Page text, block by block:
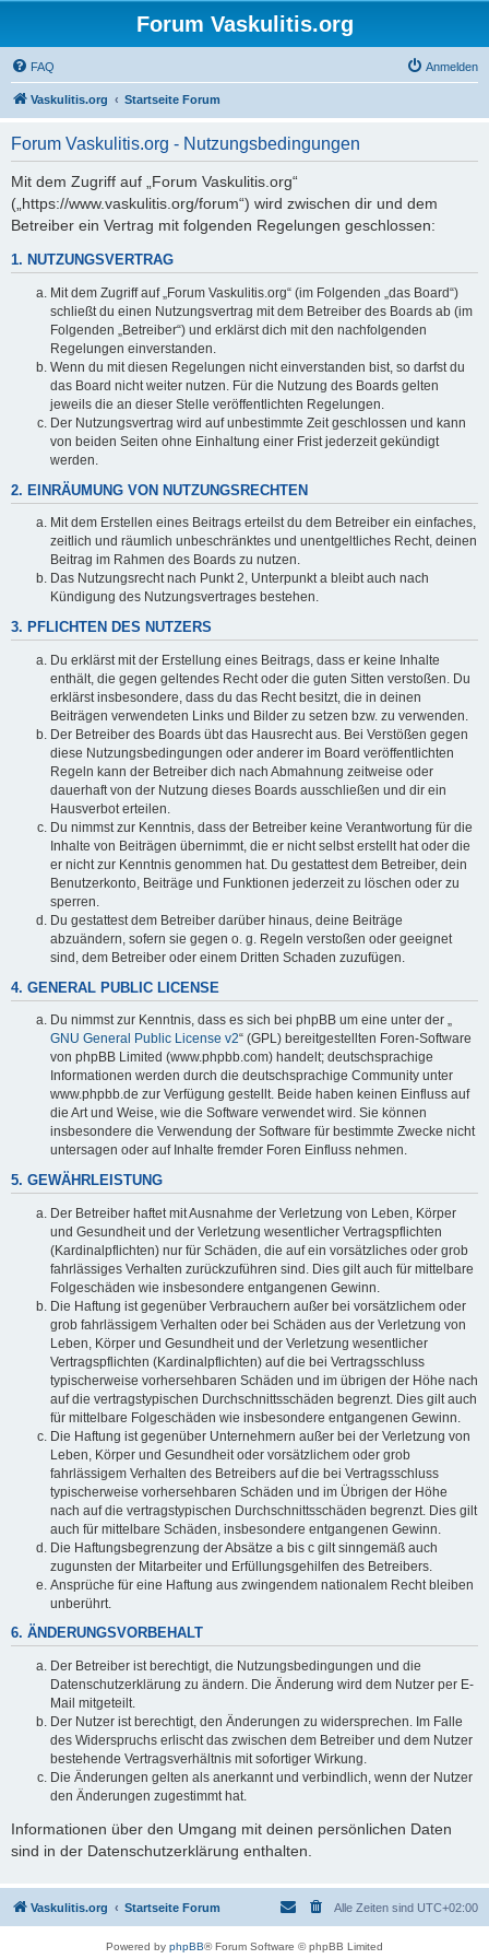
Forum Vaskulitis.org
FAQ Anmelden
Vaskulitis.org Startseite Forum
Forum Vaskulitis.org - Nutzungsbedingungen
Mit dem Zugriff auf „Forum Vaskulitis.org“
(„https://www.vaskulitis.org/forum“) wird zwischen dir und dem
Betreiber ein Vertrag mit folgenden Regelungen geschlossen:
1. NUTZUNGSVERTRAG
Mit dem Zugriff auf „Forum Vaskulitis.org“ (im Folgenden „das Board“)
schließt du einen Nutzungsvertrag mit dem Betreiber des Boards ab (im
Folgenden „Betreiber“) und erklärst dich mit den nachfolgenden
Regelungen einverstanden.
Wenn du mit diesen Regelungen nicht einverstanden bist, so darfst du
das Board nicht weiter nutzen. Für die Nutzung des Boards gelten
jeweils die an dieser Stelle veröffentlichten Regelungen.
Der Nutzungsvertrag wird auf unbestimmte Zeit geschlossen und kann
von beiden Seiten ohne Einhaltung einer Frist jederzeit gekündigt
werden.
2. EINRÄUMUNG VON NUTZUNGSRECHTEN
Mit dem Erstellen eines Beitrags erteilst du dem Betreiber ein einfaches,
zeitlich und räumlich unbeschränktes und unentgeltliches Recht, deinen
Beitrag im Rahmen des Boards zu nutzen.
Das Nutzungsrecht nach Punkt 2, Unterpunkt a bleibt auch nach
Kündigung des Nutzungsvertrages bestehen.
3. PFLICHTEN DES NUTZERS
Du erklärst mit der Erstellung eines Beitrags, dass er keine Inhalte
enthält, die gegen geltendes Recht oder die guten Sitten verstoßen. Du
erklärst insbesondere, dass du das Recht besitzt, die in deinen
Beiträgen verwendeten Links und Bilder zu setzen bzw. zu verwenden.
Der Betreiber des Boards übt das Hausrecht aus. Bei Verstößen gegen
diese Nutzungsbedingungen oder anderer im Board veröffentlichten
Regeln kann der Betreiber dich nach Abmahnung zeitweise oder
dauerhaft von der Nutzung dieses Boards ausschließen und dir ein
Hausverbot erteilen.
Du nimmst zur Kenntnis, dass der Betreiber keine Verantwortung für die
Inhalte von Beiträgen übernimmt, die er nicht selbst erstellt hat oder die
er nicht zur Kenntnis genommen hat. Du gestattest dem Betreiber, dein
Benutzerkonto, Beiträge und Funktionen jederzeit zu löschen oder zu
sperren.
Du gestattest dem Betreiber darüber hinaus, deine Beiträge
abzuändern, sofern sie gegen o. g. Regeln verstoßen oder geeignet
sind, dem Betreiber oder einem Dritten Schaden zuzufügen.
4. GENERAL PUBLIC LICENSE
Du nimmst zur Kenntnis, dass es sich bei phpBB um eine unter der „
GNU General Public License v2“ (GPL) bereitgestellten Foren-Software
von phpBB Limited (www.phpbb.com) handelt; deutschsprachige
Informationen werden durch die deutschsprachige Community unter
www.phpbb.de zur Verfügung gestellt. Beide haben keinen Einfluss auf
die Art und Weise, wie die Software verwendet wird. Sie können
insbesondere die Verwendung der Software für bestimmte Zwecke nicht
untersagen oder auf Inhalte fremder Foren Einfluss nehmen.
5. GEWÄHRLEISTUNG
Der Betreiber haftet mit Ausnahme der Verletzung von Leben, Körper
und Gesundheit und der Verletzung wesentlicher Vertragspflichten
(Kardinalpflichten) nur für Schäden, die auf ein vorsätzliches oder grob
fahrlässiges Verhalten zurückzuführen sind. Dies gilt auch für mittelbare
Folgeschäden wie insbesondere entgangenen Gewinn.
Die Haftung ist gegenüber Verbrauchern außer bei vorsätzlichem oder
grob fahrlässigem Verhalten oder bei Schäden aus der Verletzung von
Leben, Körper und Gesundheit und der Verletzung wesentlicher
Vertragspflichten (Kardinalpflichten) auf die bei Vertragsschluss
typischerweise vorhersehbaren Schäden und im übrigen der Höhe nach
auf die vertragstypischen Durchschnittsschäden begrenzt. Dies gilt auch
für mittelbare Folgeschäden wie insbesondere entgangenen Gewinn.
Die Haftung ist gegenüber Unternehmern außer bei der Verletzung von
Leben, Körper und Gesundheit oder vorsätzlichem oder grob
fahrlässigem Verhalten des Betreibers auf die bei Vertragsschluss
typischerweise vorhersehbaren Schäden und im Übrigen der Höhe
nach auf die vertragstypischen Durchschnittsschäden begrenzt. Dies gilt
auch für mittelbare Schäden, insbesondere entgangenen Gewinn.
Die Haftungsbegrenzung der Absätze a bis c gilt sinngemäß auch
zugunsten der Mitarbeiter und Erfüllungsgehilfen des Betreibers.
Ansprüche für eine Haftung aus zwingendem nationalem Recht bleiben
unberührt.
6. ÄNDERUNGSVORBEHALT
Der Betreiber ist berechtigt, die Nutzungsbedingungen und die
Datenschutzerklärung zu ändern. Die Änderung wird dem Nutzer per E-
Mail mitgeteilt.
Der Nutzer ist berechtigt, den Änderungen zu widersprechen. Im Falle
des Widerspruchs erlischt das zwischen dem Betreiber und dem Nutzer
bestehende Vertragsverhältnis mit sofortiger Wirkung.
Die Änderungen gelten als anerkannt und verbindlich, wenn der Nutzer
den Änderungen zugestimmt hat.
Informationen über den Umgang mit deinen persönlichen Daten
sind in der Datenschutzerklärung enthalten.
Vaskulitis.org Startseite Forum Alle Zeiten sind UTC+02:00
Powered by phpBB® Forum Software © phpBB Limited